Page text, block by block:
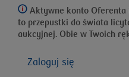
Aktywne konto Oferenta
to przepustki do świata
aukcyjnej. Obie w Twoich
Zaloguj się